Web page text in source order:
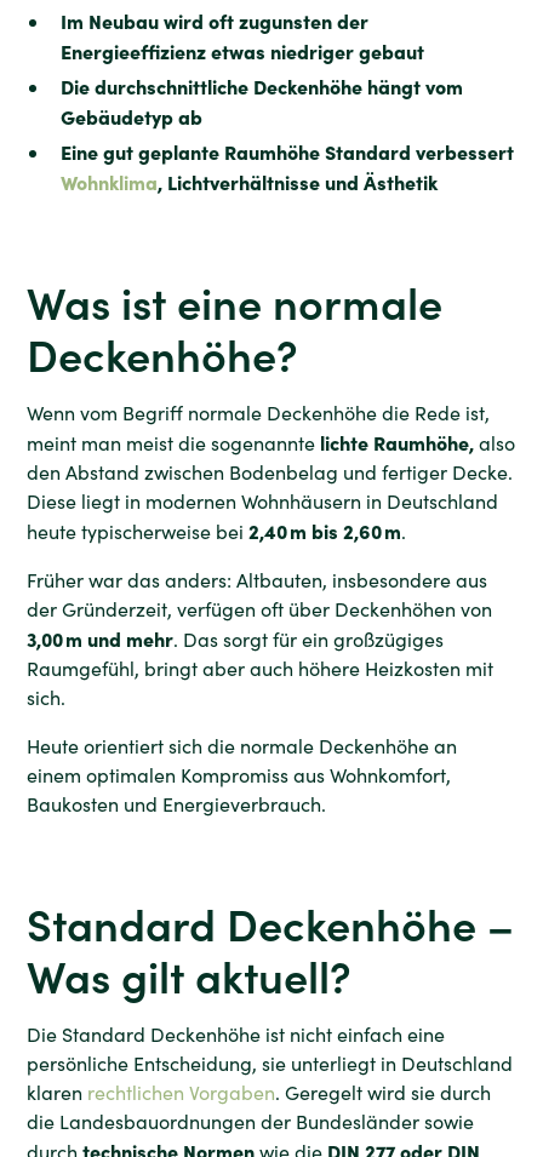
Im Neubau wird oft zugunsten der
Energieeffizienz etwas niedriger gebaut
Die durchschnittliche Deckenhöhe hängt vom
Gebäudetyp ab
Eine gut geplante Raumhöhe Standard verbessert
Wohnklima, Lichtverhältnisse und Ästhetik
Was ist eine normale
Deckenhöhe?
Wenn vom Begriff normale Deckenhöhe die Rede ist,
meint man meist die sogenannte lichte Raumhöhe,also
den Abstand zwischen Bodenbelag und fertiger Decke.
Diese liegt in modernen Wohnhäusern in Deutschland
heute typischerweise bei2,40 m bis 2,60 m.
Früher war das anders: Altbauten, insbesondere aus
der Gründerzeit, verfügen oft über Deckenhöhen von
3,00 m und mehr. Das sorgt für ein großzügiges
Raumgefühl, bringt aber auch höhere Heizkosten mit
sich.
Heute orientiert sich die normale Deckenhöhe an
einem optimalen Kompromiss aus Wohnkomfort,
Baukosten und Energieverbrauch.
Standard Deckenhöhe –
Was gilt aktuell?
Die Standard Deckenhöhe ist nicht einfach eine
persönliche Entscheidung, sie unterliegt in Deutschland
klaren rechtlichen Vorgaben. Geregelt wird sie durch
die Landesbauordnungen der Bundesländer sowie
durch technische Normenwie die DIN 277 oder DIN